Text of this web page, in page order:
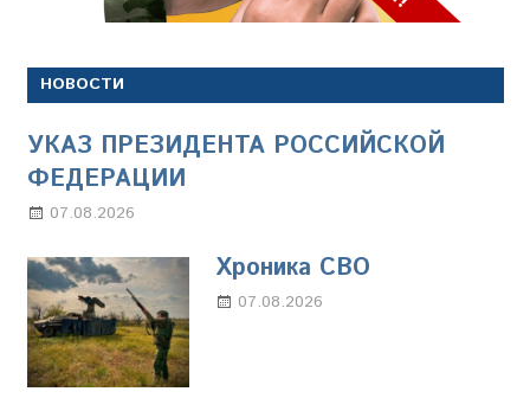
НОВОСТИ
УКАЗ ПРЕЗИДЕНТА РОССИЙСКОЙ
ФЕДЕРАЦИИ
07.08.2026
Хроника СВО
07.08.2026